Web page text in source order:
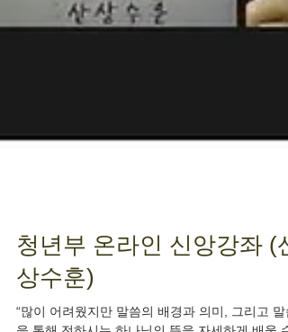
청년부 온라인 신앙강좌 (산
상수훈)